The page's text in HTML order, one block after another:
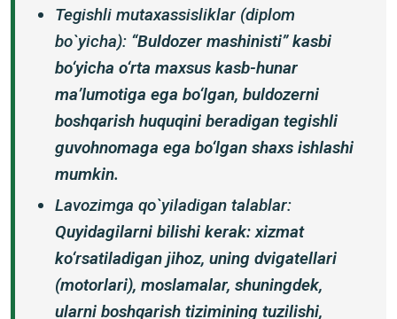
Tegishli mutaxassisliklar (diplom
bo`yicha): “Buldozer mashinisti” kasbi
bo‘yicha o‘rta maxsus kasb-hunar
ma’lumotiga ega bo‘lgan, buldozerni
boshqarish huquqini beradigan tegishli
guvohnomaga ega bo‘lgan shaxs ishlashi
mumkin.
Lavozimga qo`yiladigan talablar:
Quyidagilarni bilishi kerak: xizmat
ko‘rsatiladigan jihoz, uning dvigatellari
(motorlari), moslamalar, shuningdek,
ularni boshqarish tizimining tuzilishi,